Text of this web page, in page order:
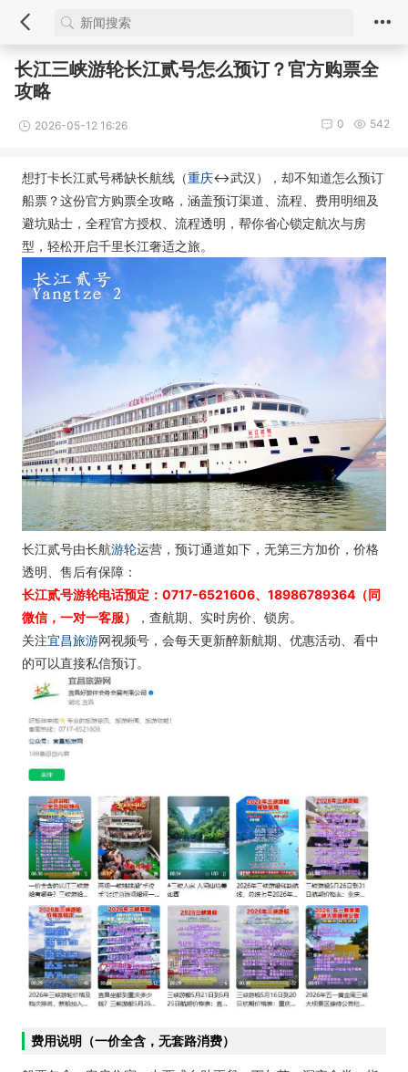
长江三峡游轮长江贰号怎么预订？官方购票全
攻略
2026-05-12 16:26 542
0
想打卡长江贰号稀缺长航线（重庆↔武汉），却不知道怎么预订
船票？这份官方购票全攻略，涵盖预订渠道、流程、费用明细及
避坑贴士，全程官方授权、流程透明，帮你省心锁定航次与房
型，轻松开启千里长江奢适之旅。
长江贰号由长航游轮运营，预订通道如下，无第三方加价，价格
透明、售后有保障：
长江贰号游轮电话预定：0717-6521606、18986789364（同
微信，一对一客服）
，查航期、实时房价、锁房。
关注宜昌旅游网视频号，会每天更新醉新航期、优惠活动、看中
的可以直接私信预订。
费用说明（一价全含，无套路消费）